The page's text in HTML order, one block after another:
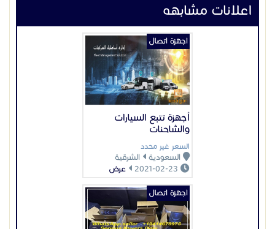
اعلانات مشابهه
أجهزة تتبع السيارات
والشاحنات
السعر غير محدد
السعودية
الشرقية
عرض
اجهزة اتصال
اجهزة اتصال